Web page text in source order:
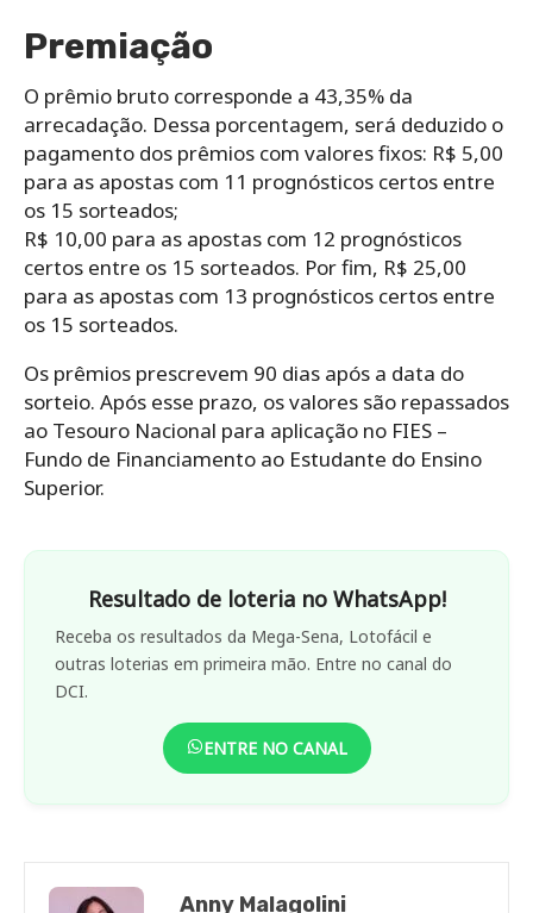
Premiação
O prêmio bruto corresponde a 43,35% da
arrecadação. Dessa porcentagem, será deduzido o
pagamento dos prêmios com valores fixos: R$ 5,00
para as apostas com 11 prognósticos certos entre
os 15 sorteados;
R$ 10,00 para as apostas com 12 prognósticos
certos entre os 15 sorteados. Por fim, R$ 25,00
para as apostas com 13 prognósticos certos entre
os 15 sorteados.
Os prêmios prescrevem 90 dias após a data do
sorteio. Após esse prazo, os valores são repassados
ao Tesouro Nacional para aplicação no FIES –
Fundo de Financiamento ao Estudante do Ensino
Superior.
Resultado de loteria no WhatsApp!
Receba os resultados da Mega-Sena, Lotofácil e
outras loterias em primeira mão. Entre no canal do
DCI.
ENTRE NO CANAL
Anny Malagolini